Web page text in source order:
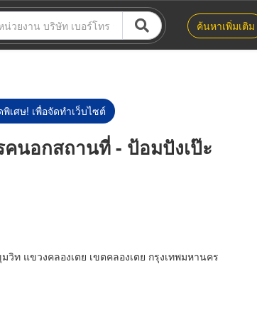
ค้นหาเพิ่มเติม
เศษ! เพื่อจัดทำเว็บไซต์
นอกสถานที่ - ป้อมปังเป๊ะ
ท แขวงคลองเตย เขตคลองเตย กรุงเทพมหานคร